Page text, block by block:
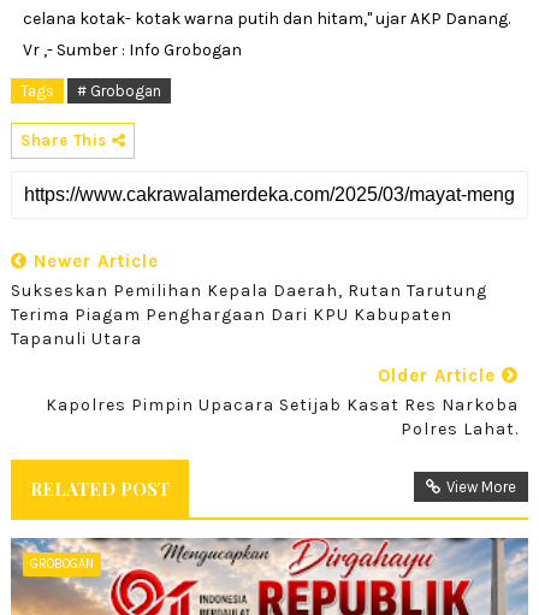
celana kotak- kotak warna putih dan hitam," ujar AKP Danang.
Vr ,- Sumber : Info Grobogan
Tags # Grobogan
Share This
Newer Article
Sukseskan Pemilihan Kepala Daerah, Rutan Tarutung
Terima Piagam Penghargaan Dari KPU Kabupaten
Tapanuli Utara
Older Article
Kapolres Pimpin Upacara Setijab Kasat Res Narkoba
Polres Lahat.
RELATED POST View More
GROBOGAN